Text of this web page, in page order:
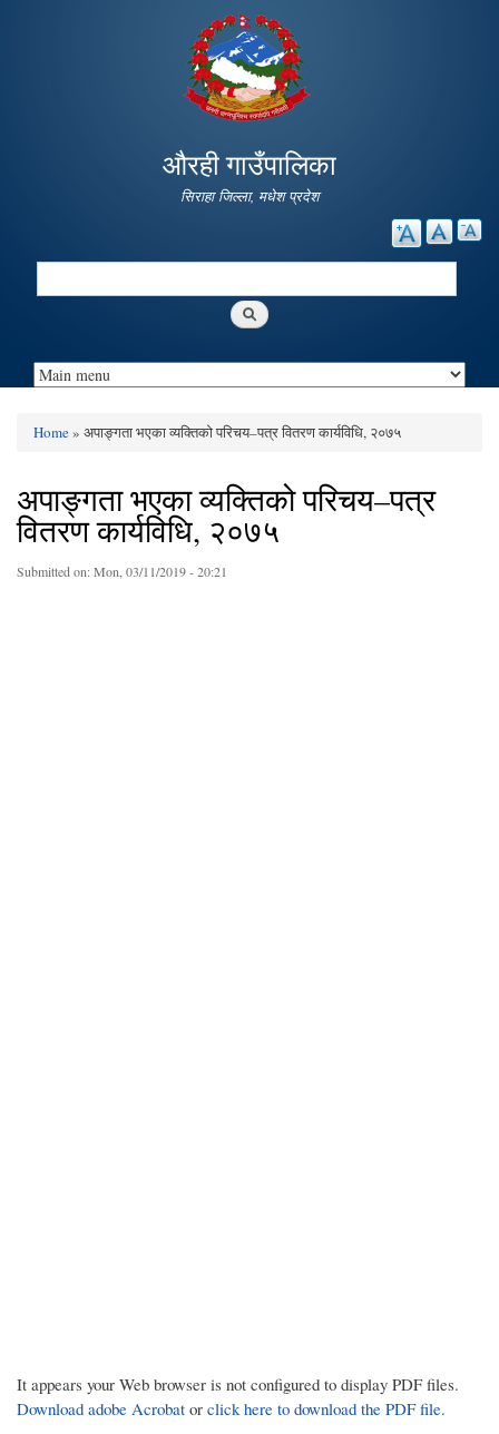
main
content
औरही गाउँपालिका
सिराहा जिल्ला, मधेश प्रदेश
Search
You are here
Home» अपाङ्गता भएका व्यक्तिको परिचय–पत्र वितरण कार्यविधि, २०७५
अपाङ्गता भएका व्यक्तिको परिचय–पत्र
वितरण कार्यविधि, २०७५
Submitted on:Mon, 03/11/2019 - 20:21
It appears your Web browser is not configured to display PDF files.
Download adobe Acrobat or click here to download the PDF file.